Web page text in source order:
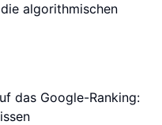
algorithmischen